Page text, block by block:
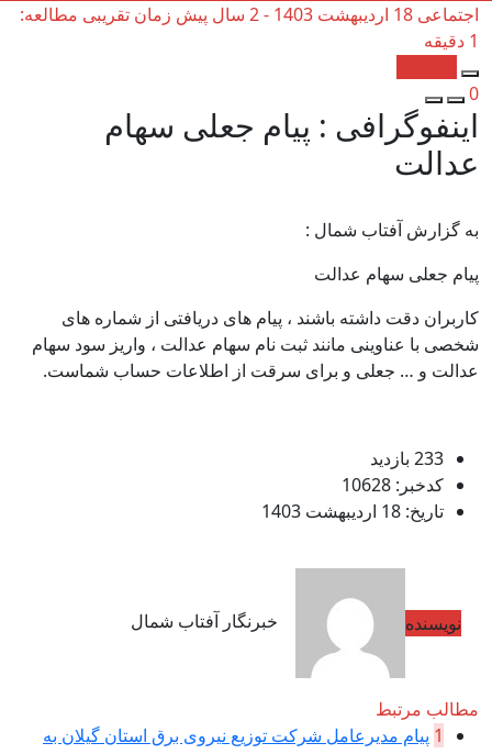
اجتماعی 18 اردیبهشت 1403 - 2 سال پیش
زمان تقریبی مطالعه:
1 دقیقه
0
اینفوگرافی : پیام جعلی سهام
عدالت
به گزارش آفتاب شمال :
پیام جعلی سهام عدالت
کاربران دقت داشته باشند ، پیام های دریافتی از شماره های
شخصی با عناوینی مانند ثبت نام سهام عدالت ، واریز سود سهام
عدالت و … جعلی و برای سرقت از اطلاعات حساب شماست.
233 بازدید
کدخبر: 10628
تاریخ: 18 اردیبهشت 1403
نویسنده خبرنگار آفتاب شمال
مطالب مرتبط
1 پیام مدیرعامل شركت توزیع نیروی برق استان گیلان به